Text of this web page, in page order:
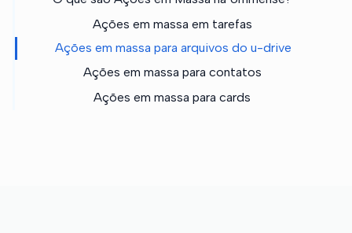
Ações em massa em tarefas
Ações em massa para arquivos do u-drive
Ações em massa para contatos
Ações em massa para cards